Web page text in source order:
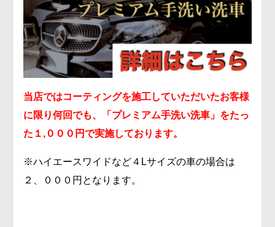
当店ではコーティングを施工していただいたお客様
に限り何回でも、「プレミアム手洗い洗車」をたっ
た１,０００円で実施しております。
※ハイエースワイドなど４Lサイズの車の場合は
２、０００円となります。